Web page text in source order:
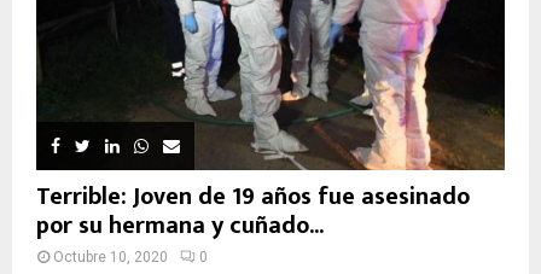
Terrible: Joven de 19 años fue asesinado
por su hermana y cuñado...
Octubre 10, 2020 0